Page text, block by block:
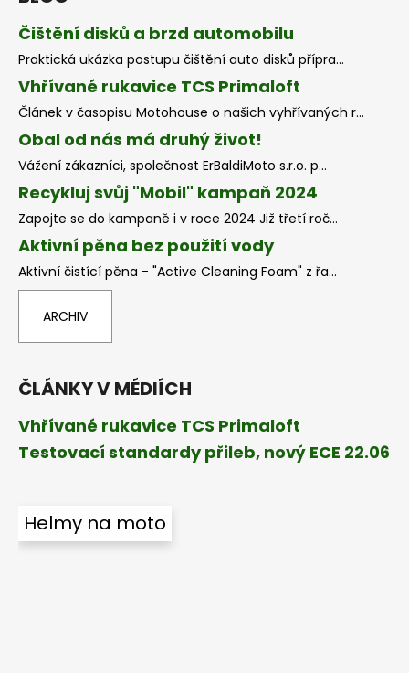
Čištění disků a brzd automobilu
Praktická ukázka postupu čištění auto disků přípra...
Vhřívané rukavice TCS Primaloft
Článek v časopisu Motohouse o našich vyhřívaných r...
Obal od nás má druhý život!
Vážení zákazníci, společnost ErBaldiMoto s.r.o. p...
Recykluj svůj "Mobil" kampaň 2024
Zapojte se do kampaně i v roce 2024 Již třetí roč...
Aktivní pěna bez použití vody
Aktivní čistící pěna - "Active Cleaning Foam" z řa...
ARCHIV
ČLÁNKY V MÉDIÍCH
Vhřívané rukavice TCS Primaloft
Testovací standardy přileb, nový ECE 22.06
Helmy na moto